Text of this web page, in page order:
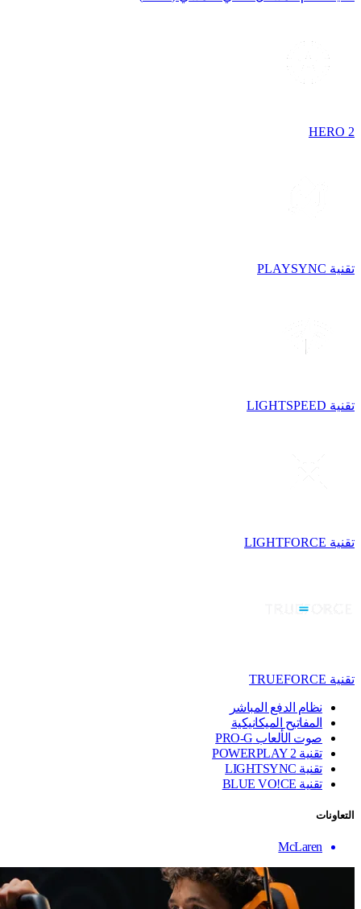
HERO 2
تقنية PLAYSYNC
تقنية LIGHTSPEED
تقنية LIGHTFORCE
تقنية TRUEFORCE
نظام الدفع المباشر
المفاتيح الميكانيكية
صوت الألعاب PRO-G
تقنية ‏POWERPLAY 2
تقنية LIGHTSYNC
تقنية BLUE VO!CE
التعاونات
McLaren